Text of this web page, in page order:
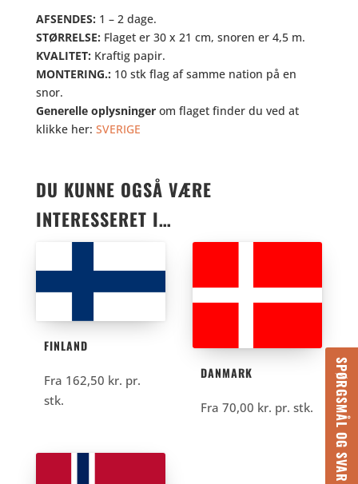
SPØRGSMÅL OG SVAR
AFSENDES: 1 – 2 dage.
STØRRELSE: Flaget er 30 x 21 cm, snoren er 4,5 m.
KVALITET: Kraftig papir.
MONTERING.: 10 stk flag af samme nation på en
snor.
Generelle oplysningerom flaget finder du ved at
klikke her: SVERIGE
DU KUNNE OGSÅ VÆRE
INTERESSERET I…
FINLAND
Fra 162,50 kr. pr.
stk.
DANMARK
Fra70,00 kr. pr. stk.